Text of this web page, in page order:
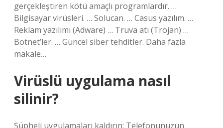
gerçekleştiren kötü amaçlı programlardır. …
Bilgisayar virüsleri. … Solucan. … Casus yazılım. …
Reklam yazılımı (Adware) … Truva atı (Trojan) …
Botnet’ler. … Güncel siber tehditler. Daha fazla
makale…
Virüslü uygulama nasıl
silinir?
Şüpheli uygulamaları kaldırın: Telefonunuzun